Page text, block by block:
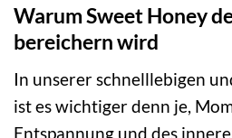
Warum Sweet Honey
bereichern wird
In unserer schnelllebigen
ist es wichtiger denn je,
Entspannung und des